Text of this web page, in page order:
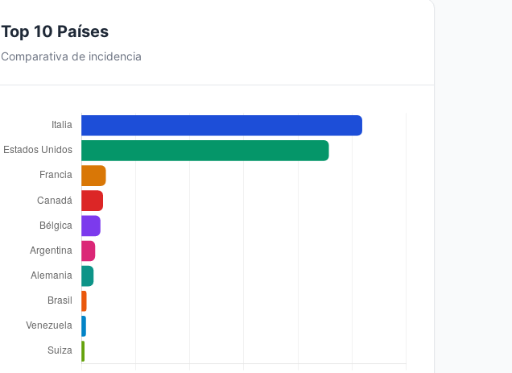
Top 10 Países
Comparativa de incidencia